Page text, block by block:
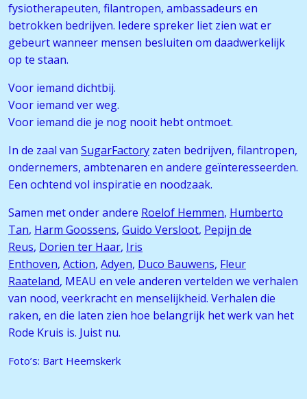
fysiotherapeuten, filantropen, ambassadeurs en
betrokken bedrijven. Iedere spreker liet zien wat er
gebeurt wanneer mensen besluiten om daadwerkelijk
op te staan.
Voor iemand dichtbij.
Voor iemand ver weg.
Voor iemand die je nog nooit hebt ontmoet.
In de zaal van SugarFactory zaten bedrijven, filantropen,
ondernemers, ambtenaren en andere geïnteresseerden.
Een ochtend vol inspiratie en noodzaak.
Samen met onder andere Roelof Hemmen, Humberto
Tan, Harm Goossens, Guido Versloot, Pepijn de
Reus, Dorien ter Haar, Iris
Enthoven, Action, Adyen, Duco Bauwens, Fleur
Raateland, MEAU en vele anderen vertelden we verhalen
van nood, veerkracht en menselijkheid. Verhalen die
raken, en die laten zien hoe belangrijk het werk van het
Rode Kruis is. Juist nu.
Foto’s: Bart Heemskerk